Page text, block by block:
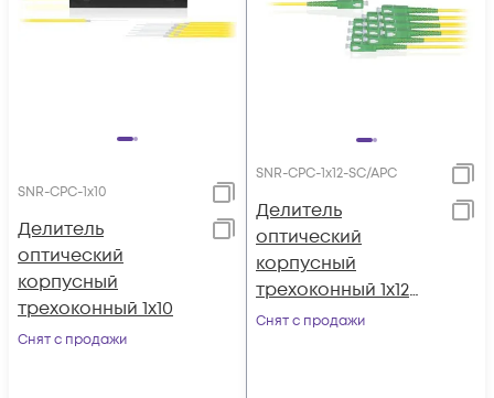
SNR-CPC-1x10
Делитель
оптический
корпусный
трехоконный 1х10
Снят с продажи
SNR-CPC-1x12-SC/APC
Делитель
оптический
корпусный
трехоконный 1х12
SC/APC
Снят с продажи